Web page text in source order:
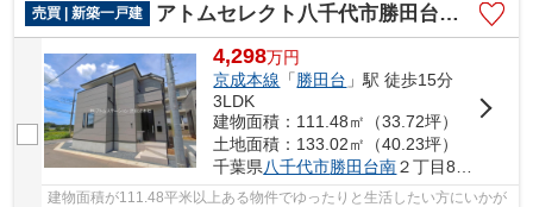
売買 | 新築一戸建
アトムセレクト八千代市勝田台南５期２号棟
4,298万円
京成本線 「 勝田台 」駅 徒歩15分
3LDK
建物面積：111.48㎡（33.72坪）
土地面積：133.02㎡（40.23坪）
千葉県八千代市勝田台南２丁目841-28
建物面積が111.48平米以上ある物件でゆったりと生活したい方にいかが